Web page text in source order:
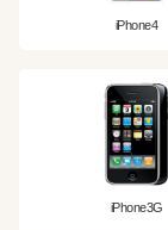
iPhone4
iPhone3G